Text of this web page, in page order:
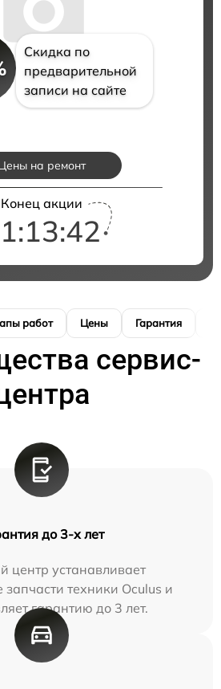
Скидка по
предварительной
записи на сайте
на ремонт
Конец акции
работ Цены Гарантия
сервис-
до 3-х лет
центр устанавливает
техники Oculus и
гарантию до 3 лет.